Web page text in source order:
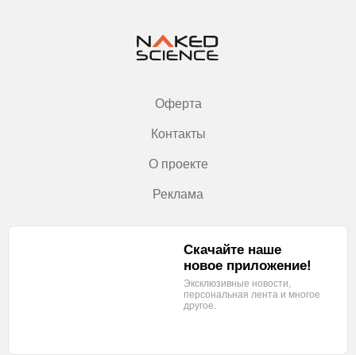
Оферта
Контакты
О проекте
Реклама
Скачайте наше
новое приложение!
Эксклюзивные новости,
персональная лента и многое
другое.